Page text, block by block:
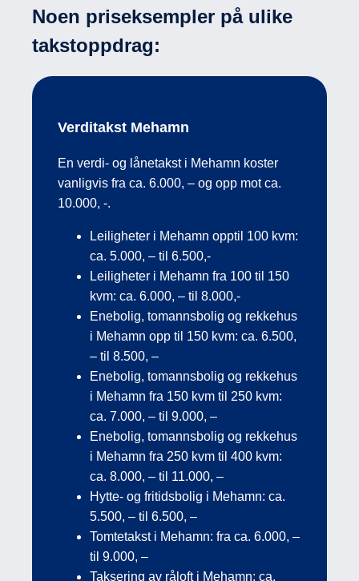
Noen priseksempler på ulike
takstoppdrag:
Verditakst Mehamn
En verdi- og lånetakst i Mehamn koster
vanligvis fra ca. 6.000, – og opp mot ca.
10.000, -.
Leiligheter i Mehamn opptil 100 kvm:
ca. 5.000, – til 6.500,-
Leiligheter i Mehamn fra 100 til 150
kvm: ca. 6.000, – til 8.000,-
Enebolig, tomannsbolig og rekkehus
i Mehamn opp til 150 kvm: ca. 6.500,
– til 8.500, –
Enebolig, tomannsbolig og rekkehus
i Mehamn fra 150 kvm til 250 kvm:
ca. 7.000, – til 9.000, –
Enebolig, tomannsbolig og rekkehus
i Mehamn fra 250 kvm til 400 kvm:
ca. 8.000, – til 11.000, –
Hytte- og fritidsbolig i Mehamn: ca.
5.500, – til 6.500, –
Tomtetakst i Mehamn: fra ca. 6.000, –
til 9.000, –
Taksering av råloft i Mehamn: ca.